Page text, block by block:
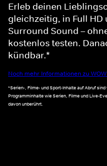
Erleb deinen
gleichzeitig, in Full HD
Surround Sound –
kostenlos testen.
kündbar.*
Noch mehr Informationen zu
*Serien-, Filme- und Sport-Inhalte auf Abruf
Programminhalte wie Serien, Filme und Live-
davon unberührt.